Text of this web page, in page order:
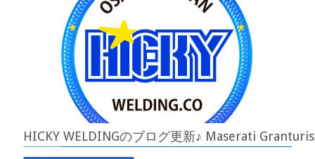
HICKY WELDINGのブログ更新♪ Maserati